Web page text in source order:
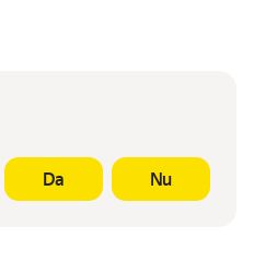
Da Nu